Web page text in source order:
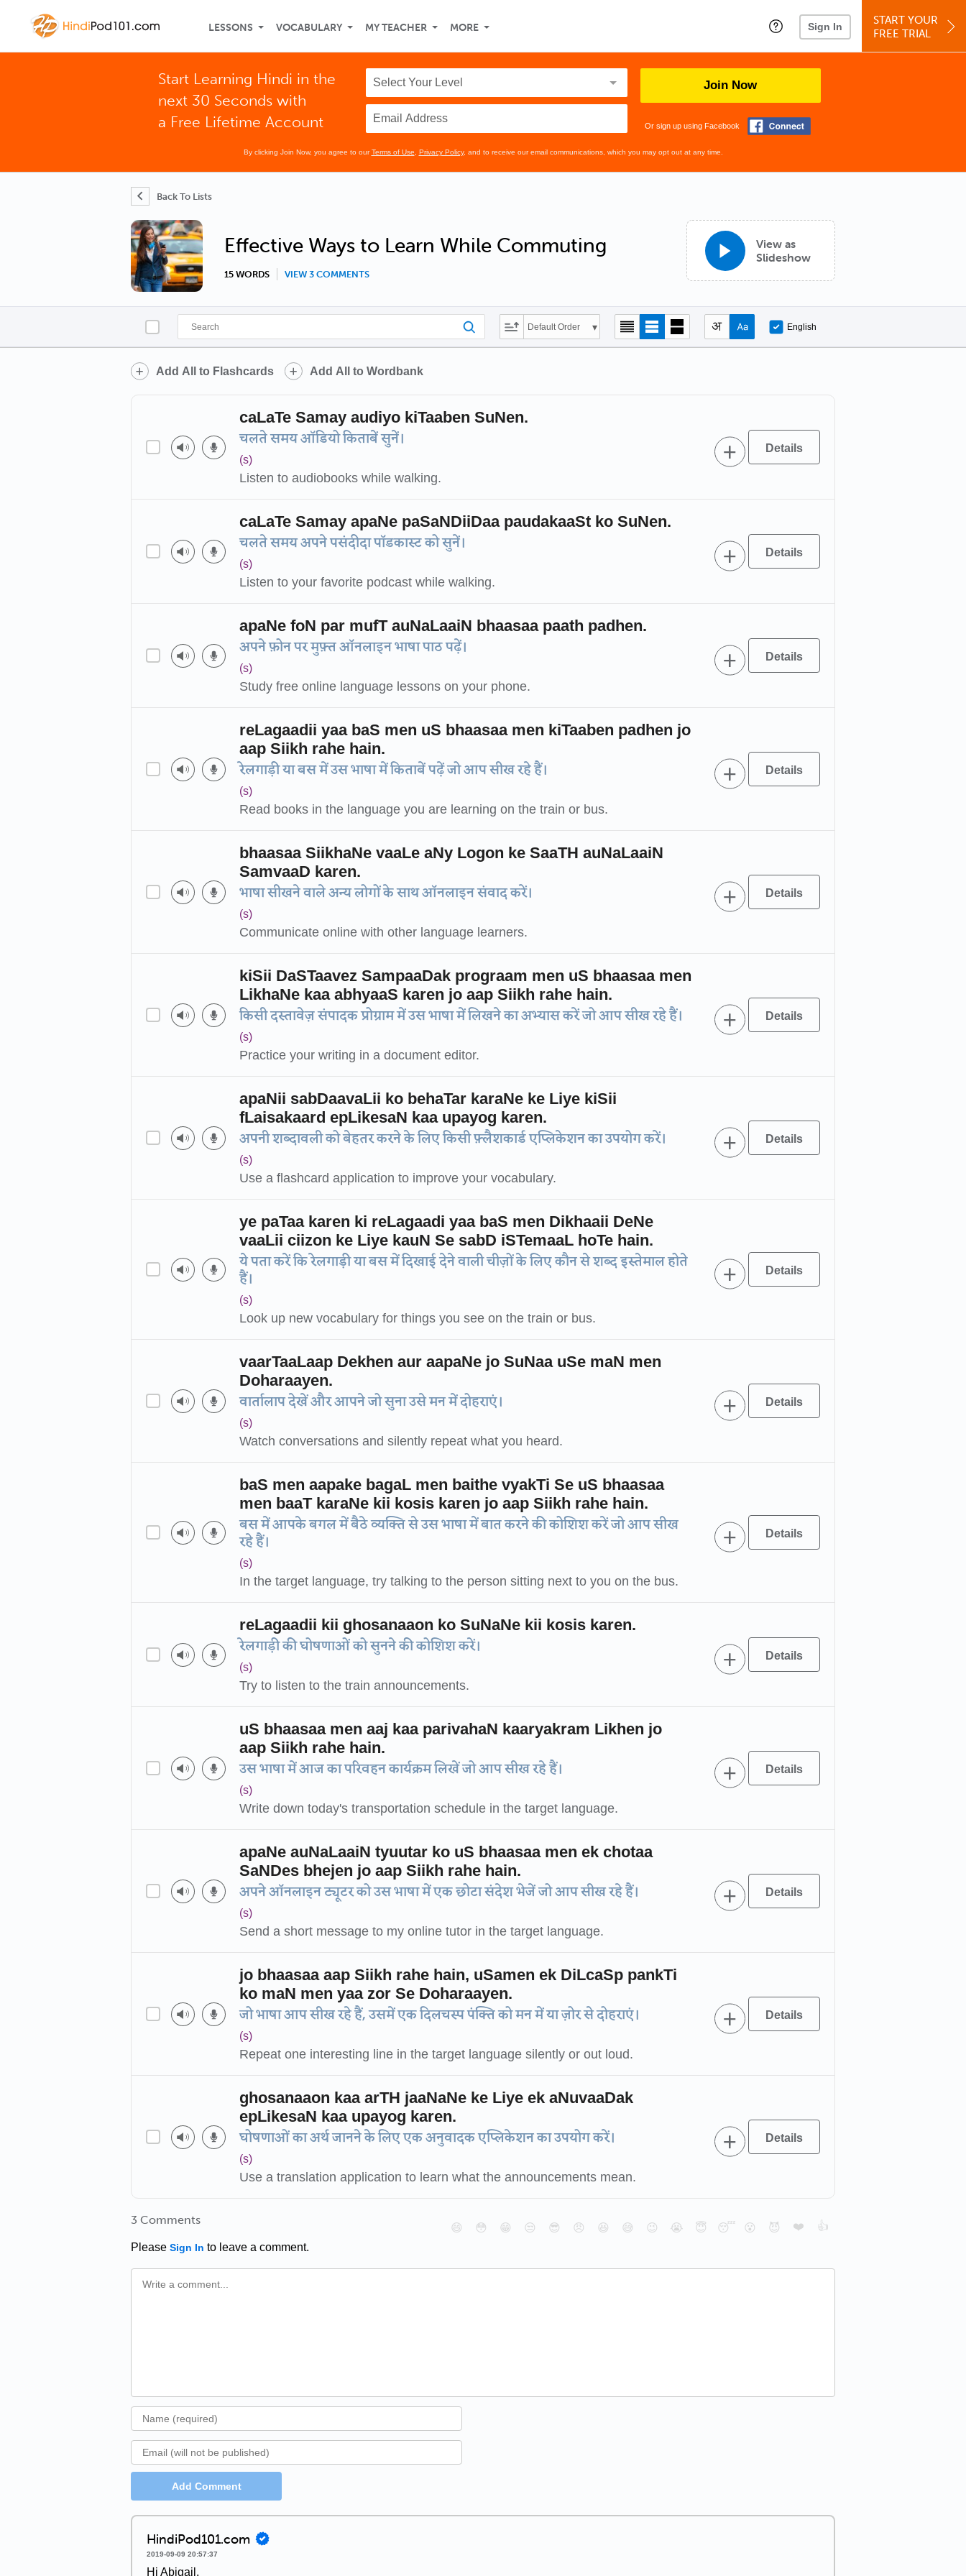
LESSONS VOCABULARY MY TEACHER MORE Sign In
START YOUR
FREE TRIAL
Start Learning Hindi in the
next 30 Seconds with
a Free Lifetime Account
Join Now
Or sign up using Facebook
By clicking Join Now, you agree to ourTerms of Use Privacy Policy, and to receive our email communications, which you may opt out at any time.
Back To Lists
Effective Ways to Learn While Commuting
15 WORDS VIEW 3 COMMENTS
View as
Slideshow
Default Order English
Add All to Flashcards Add All to Wordbank
caLaTe Samay audiyo kiTaaben SuNen.
चलते समय ऑडियो किताबें सुनें।
(s)
Listen to audiobooks while walking.
caLaTe Samay apaNe paSaNDiiDaa paudakaaSt ko SuNen.
चलते समय अपने पसंदीदा पॉडकास्ट को सुनें।
(s)
Listen to your favorite podcast while walking.
apaNe foN par mufT auNaLaaiN bhaasaa paath padhen.
अपने फ़ोन पर मुफ़्त ऑनलाइन भाषा पाठ पढ़ें।
(s)
Study free online language lessons on your phone.
reLagaadii yaa baS men uS bhaasaa men kiTaaben padhen jo
aap Siikh rahe hain.
रेलगाड़ी या बस में उस भाषा में किताबें पढ़ें जो आप सीख रहे हैं।
(s)
Read books in the language you are learning on the train or bus.
bhaasaa SiikhaNe vaaLe aNy Logon ke SaaTH auNaLaaiN
SamvaaD karen.
भाषा सीखने वाले अन्य लोगों के साथ ऑनलाइन संवाद करें।
(s)
Communicate online with other language learners.
kiSii DaSTaavez SampaaDak prograam men uS bhaasaa men
LikhaNe kaa abhyaaS karen jo aap Siikh rahe hain.
किसी दस्तावेज़ संपादक प्रोग्राम में उस भाषा में लिखने का अभ्यास करें जो आप सीख रहे हैं।
(s)
Practice your writing in a document editor.
apaNii sabDaavaLii ko behaTar karaNe ke Liye kiSii
fLaisakaard epLikesaN kaa upayog karen.
अपनी शब्दावली को बेहतर करने के लिए किसी फ़्लैशकार्ड एप्लिकेशन का उपयोग करें।
(s)
Use a flashcard application to improve your vocabulary.
ye paTaa karen ki reLagaadi yaa baS men Dikhaaii DeNe
vaaLii ciizon ke Liye kauN Se sabD iSTemaaL hoTe hain.
ये पता करें कि रेलगाड़ी या बस में दिखाई देने वाली चीज़ों के लिए कौन से शब्द इस्तेमाल होते
हैं।
(s)
Look up new vocabulary for things you see on the train or bus.
vaarTaaLaap Dekhen aur aapaNe jo SuNaa uSe maN men
Doharaayen.
वार्तालाप देखें और आपने जो सुना उसे मन में दोहराएं।
(s)
Watch conversations and silently repeat what you heard.
baS men aapake bagaL men baithe vyakTi Se uS bhaasaa
men baaT karaNe kii kosis karen jo aap Siikh rahe hain.
बस में आपके बगल में बैठे व्यक्ति से उस भाषा में बात करने की कोशिश करें जो आप सीख
रहे हैं।
(s)
In the target language, try talking to the person sitting next to you on the bus.
reLagaadii kii ghosanaaon ko SuNaNe kii kosis karen.
रेलगाड़ी की घोषणाओं को सुनने की कोशिश करें।
(s)
Try to listen to the train announcements.
uS bhaasaa men aaj kaa parivahaN kaaryakram Likhen jo
aap Siikh rahe hain.
उस भाषा में आज का परिवहन कार्यक्रम लिखें जो आप सीख रहे हैं।
(s)
Write down today's transportation schedule in the target language.
apaNe auNaLaaiN tyuutar ko uS bhaasaa men ek chotaa
SaNDes bhejen jo aap Siikh rahe hain.
अपने ऑनलाइन ट्यूटर को उस भाषा में एक छोटा संदेश भेजें जो आप सीख रहे हैं।
(s)
Send a short message to my online tutor in the target language.
jo bhaasaa aap Siikh rahe hain, uSamen ek DiLcaSp pankTi
ko maN men yaa zor Se Doharaayen.
जो भाषा आप सीख रहे हैं, उसमें एक दिलचस्प पंक्ति को मन में या ज़ोर से दोहराएं।
(s)
Repeat one interesting line in the target language silently or out loud.
ghosanaaon kaa arTH jaaNaNe ke Liye ek aNuvaaDak
epLikesaN kaa upayog karen.
घोषणाओं का अर्थ जानने के लिए एक अनुवादक एप्लिकेशन का उपयोग करें।
(s)
Use a translation application to learn what the announcements mean.
3 Comments
Please Sign In to leave a comment.
😄 😳 😁 😒 😎 😠 😆 😅 😉 😭 😇 😴 😮 😈 ❤️ 👍
Add Comment
HindiPod101.com
2019-09-09 20:57:37
Hi Abigail,